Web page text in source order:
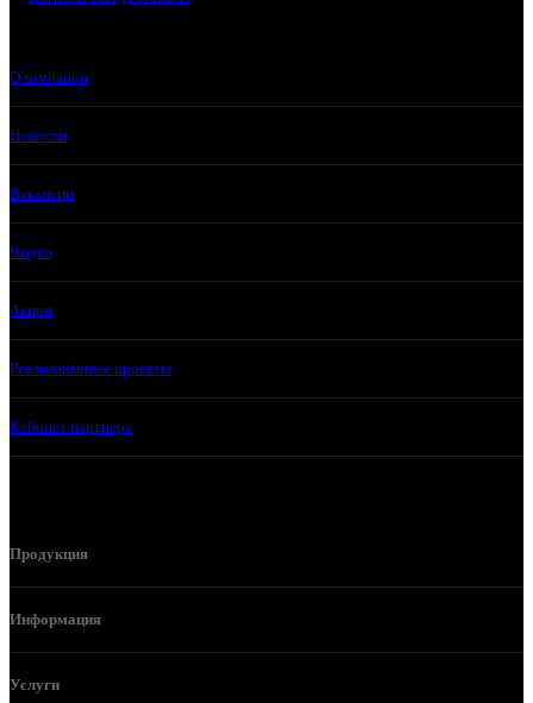
О компании
Новости
Вакансии
Видео
Акции
Реализованные проекты
Кабинет партнера
Продукция
Информация
Услуги